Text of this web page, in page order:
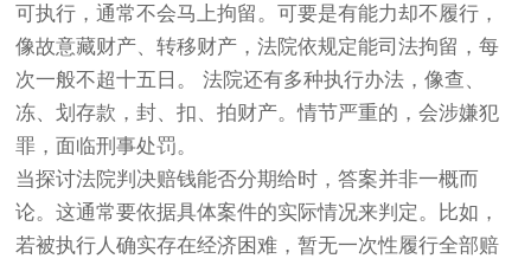
可执行，通常不会马上拘留。可要是有能力却不履行，
像故意藏财产、转移财产，法院依规定能司法拘留，每
次一般不超十五日。 法院还有多种执行办法，像查、
冻、划存款，封、扣、拍财产。情节严重的，会涉嫌犯
罪，面临刑事处罚。
当探讨法院判决赔钱能否分期给时，答案并非一概而
论。这通常要依据具体案件的实际情况来判定。比如，
若被执行人确实存在经济困难，暂无一次性履行全部赔